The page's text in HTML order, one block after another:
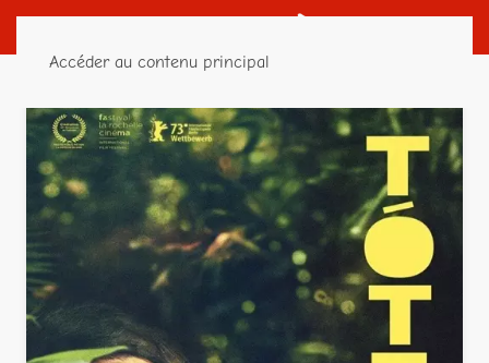
Accéder au contenu principal